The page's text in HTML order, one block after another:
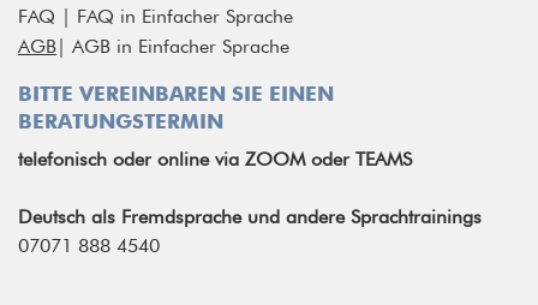
FAQ | FAQ in Einfacher Sprache
AGB| AGB in Einfacher Sprache
BITTE VEREINBAREN SIE EINEN
BERATUNGSTERMIN
telefonisch oder online via ZOOM oder TEAMS
Deutsch als Fremdsprache und andere Sprachtrainings
07071 888 4540